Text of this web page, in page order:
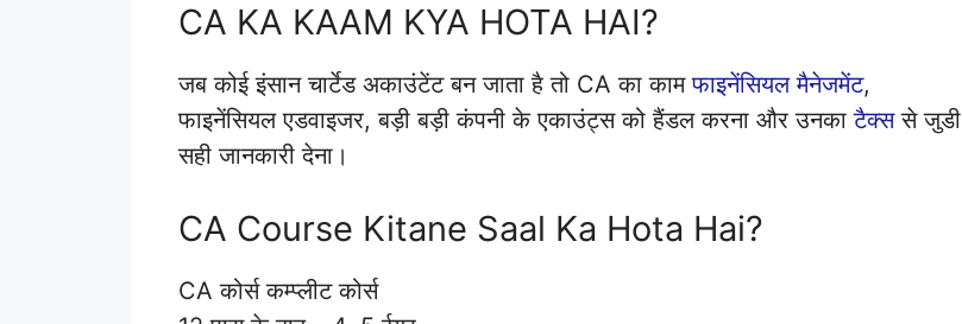
CA KA KAAM KYA HOTA HAI?
जब कोई इंसान चार्टेड अकाउंटेंट बन जाता है तो CA का कामफाइनेंसियल मैनेजमेंट,
फाइनेंसियल एडवाइजर, बड़ी बड़ी कंपनी के एकाउंट्स को हैंडल करना और उनकाटैक्ससे जुडी
सही जानकारी देना।
CA Course Kitane Saal Ka Hota Hai?
CA कोर्स कम्प्लीट कोर्स